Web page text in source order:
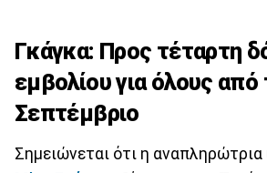
Γκάγκα: Προς τέταρτη
εμβολίου για όλους από
Σεπτέμβριο
Σημειώνεται ότι η αναπληρώτρια